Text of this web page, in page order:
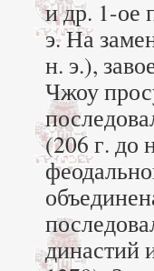
и др. 1-ое
э. На
н. э.),
Чжоу
(206 г. до
династий